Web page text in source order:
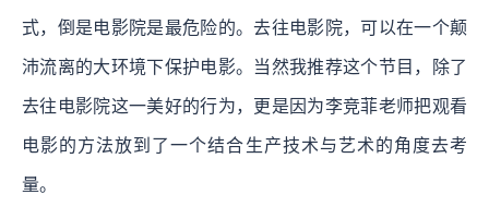
式，倒是电影院是最危险的。去往电影院，可以在一个颠
沛流离的大环境下保护电影。当然我推荐这个节目，除了
去往电影院这一美好的行为，更是因为李竞菲老师把观看
电影的方法放到了一个结合生产技术与艺术的角度去考
量。